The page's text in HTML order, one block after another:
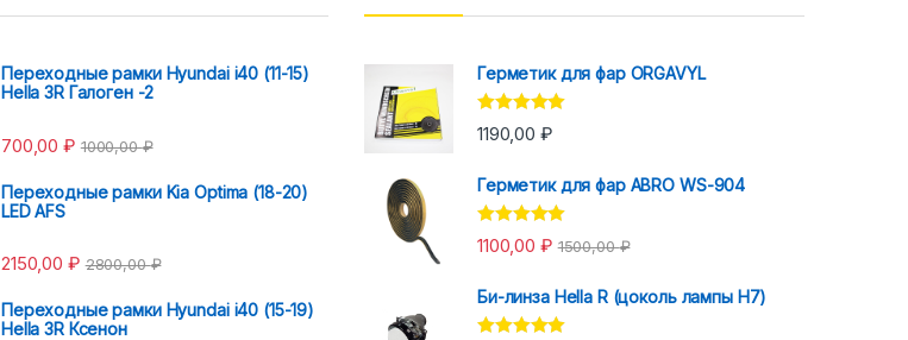
Переходные рамки Hyundai i40 (11-15)
Hella 3R Галоген -2
700,00₽ 1000,00₽
Переходные рамки Kia Optima (18-20)
LED AFS
2150,00 ₽ 2800,00₽
Переходные рамки Hyundai i40 (15-19)
Hella 3R Ксенон
Герметик для фар ORGAVYL
Оценка 5.00
из 5
1190,00 ₽
Герметик для фар ABRO WS-904
Оценка 5.00
из 5
1100,00 ₽ 1500,00₽
Би-линза Hella R (цоколь лампы H7)